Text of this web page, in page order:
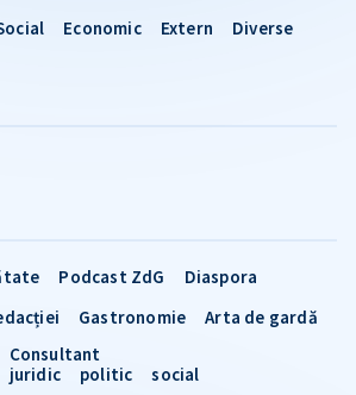
Economic Extern Diverse
Podcast ZdG
Diaspora
Gastronomie
Arta de gardă
Consultant
juridic
politic social